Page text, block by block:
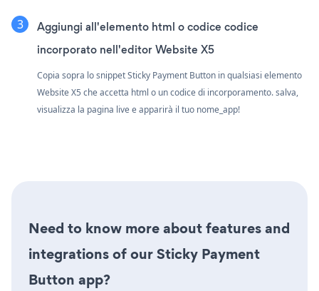
Aggiungi all'elemento html o codice codice
incorporato nell'editor Website X5
Copia sopra lo snippet Sticky Payment Button in qualsiasi elemento
Website X5 che accetta html o un codice di incorporamento. salva,
visualizza la pagina live e apparirà il tuo nome_app!
Need to know more about features and
integrations of our Sticky Payment
Button app?